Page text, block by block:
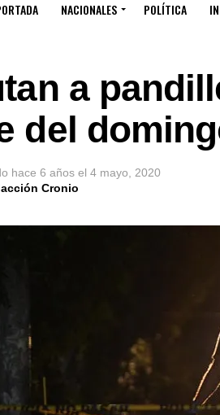
NACIONALES POLÍTICA
a
del
hace 6 años el 4 mayo, 2020
Cronio